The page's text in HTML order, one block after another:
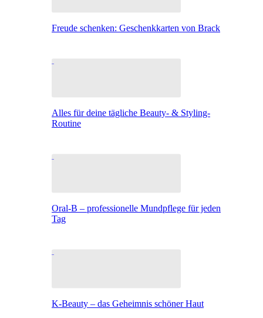
Freude schenken: Geschenkkarten von Brack
Alles für deine tägliche Beauty- & Styling-
Routine
Oral-B – professionelle Mundpflege für jeden
Tag
K-Beauty – das Geheimnis schöner Haut